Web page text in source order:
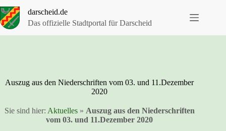
Inhalt
springen
darscheid.de
Das offizielle Stadtportal für Darscheid
Auszug aus den Niederschriften vom 03. und 11.Dezember
2020
Sie sind hier: Aktuelles» Auszug aus den Niederschriften
vom 03. und 11.Dezember 2020